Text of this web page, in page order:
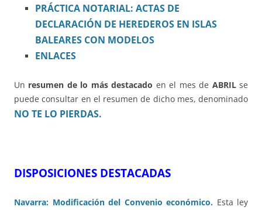
PRÁCTICA NOTARIAL: ACTAS DE
DECLARACIÓN DE HEREDEROS EN ISLAS
BALEARES CON MODELOS
ENLACES
Un resumen de lo más destacado en el mes de ABRILse
puede consultar en el resumen de dicho mes, denominado
NO TE LO PIERDAS.
DISPOSICIONES DESTACADAS
Navarra: Modificación del Convenio económico. Esta ley